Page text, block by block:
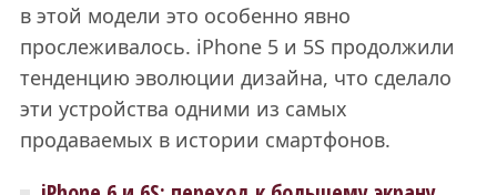
в этой модели это особенно явно
прослеживалось. iPhone 5 и 5S продолжили
тенденцию эволюции дизайна, что сделало
эти устройства одними из самых
продаваемых в истории смартфонов.